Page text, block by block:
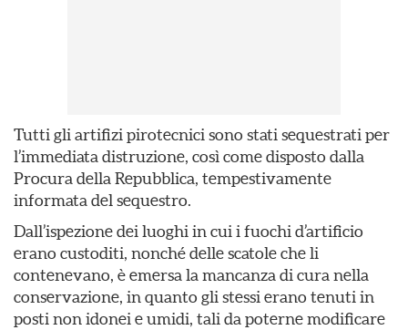
Tutti gli artifizi pirotecnici sono stati sequestrati per
l’immediata distruzione, così come disposto dalla
Procura della Repubblica, tempestivamente
informata del sequestro.
Dall’ispezione dei luoghi in cui i fuochi d’artificio
erano custoditi, nonché delle scatole che li
contenevano, è emersa la mancanza di cura nella
conservazione, in quanto gli stessi erano tenuti in
posti non idonei e umidi, tali da poterne modificare